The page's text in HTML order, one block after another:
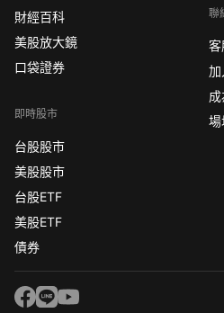
財經百科
美股放大鏡
口袋證券
即時股市
台股股市
美股股市
台股ETF
美股ETF
債券
聯
客
加
場